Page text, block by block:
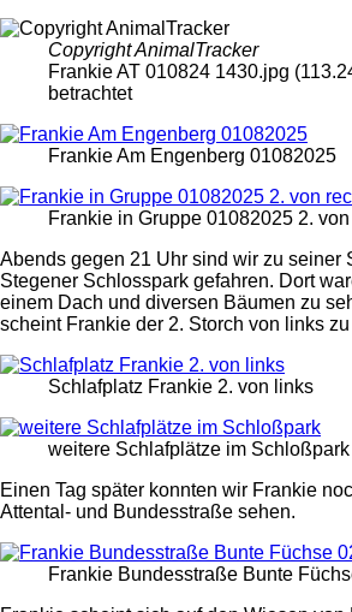
Copyright AnimalTracker
Frankie AT 010824 1430.jpg
betrachtet
Frankie Am Engenberg 01082025
Frankie in Gruppe 01082025 2.
Abends gegen 21 Uhr sind wir zu seiner
Stegener Schlosspark gefahren. Dort
einem Dach und diversen Bäumen zu
scheint Frankie der 2. Storch von links
Schlafplatz Frankie 2. von links
weitere Schlafplätze im Schloßpark
Einen Tag später konnten wir Frankie
Attental- und Bundesstraße sehen.
Frankie Bundesstraße Bunte